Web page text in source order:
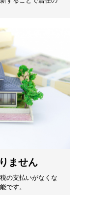
ません
の支払いがなくな
です。